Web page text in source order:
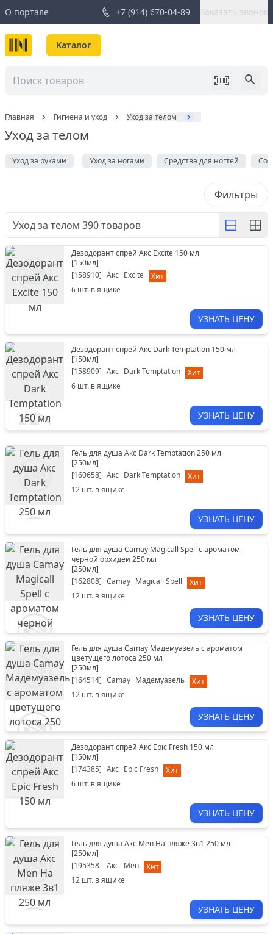
О портале +7 (914) 670-04-89 Заказать звонок
Каталог
Главная Гигиена и уход Уход за телом
Уход за телом
Уход за руками Уход за ногами Средства для ногтей
Фильтры
Уход за телом 390товаров
Дезодорант спрей Акс Excite 150 мл
[150мл]
[158910] Акс Excite
Хит
6 шт. в ящике
УЗНАТЬ ЦЕНУ
Дезодорант спрей Акс Dark Temptation 150 мл
[150мл]
[158909] Акс Dark Temptation
Хит
6 шт. в ящике
УЗНАТЬ ЦЕНУ
Гель для душа Акс Dark Temptation 250 мл
[250мл]
[160658] Акс Dark Temptation
Хит
12 шт. в ящике
УЗНАТЬ ЦЕНУ
Гель для душа Camay Magicall Spell с ароматом
черной орхидеи 250 мл
[250мл]
[162808] Camay Magicall Spell
Хит
12 шт. в ящике
УЗНАТЬ ЦЕНУ
Гель для душа Camay Мадемуазель с ароматом
цветущего лотоса 250 мл
[250мл]
[164514] Camay Мадемуазель
Хит
12 шт. в ящике
УЗНАТЬ ЦЕНУ
Дезодорант спрей Акс Epic Fresh 150 мл
[150мл]
[174385] Акс Epic Fresh
Хит
6 шт. в ящике
УЗНАТЬ ЦЕНУ
Гель для душа Акс Men На пляже 3в1 250 мл
[250мл]
[195358] Акс Men
Хит
12 шт. в ящике
УЗНАТЬ ЦЕНУ